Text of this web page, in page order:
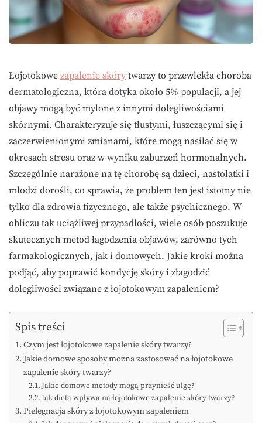
Łojotokowe zapalenie skóry twarzy to przewlekła choroba
dermatologiczna, która dotyka około 5% populacji, a jej
objawy mogą być mylone z innymi dolegliwościami
skórnymi. Charakteryzuje się tłustymi, łuszczącymi się i
zaczerwienionymi zmianami, które mogą nasilać się w
okresach stresu oraz w wyniku zaburzeń hormonalnych.
Szczególnie narażone na tę chorobę są dzieci, nastolatki i
młodzi dorośli, co sprawia, że problem ten jest istotny nie
tylko dla zdrowia fizycznego, ale także psychicznego. W
obliczu tak uciążliwej przypadłości, wiele osób poszukuje
skutecznych metod łagodzenia objawów, zarówno tych
farmakologicznych, jak i domowych. Jakie kroki można
podjąć, aby poprawić kondycję skóry i złagodzić
dolegliwości związane z łojotokowym zapaleniem?
Spis treści
Czym jest łojotokowe zapalenie skóry twarzy?
Jakie domowe sposoby można zastosować na łojotokowe
zapalenie skóry twarzy?
Jakie domowe metody mogą przynieść ulgę?
Jak dieta wpływa na łojotokowe zapalenie skóry twarzy?
Pielęgnacja skóry z łojotokowym zapaleniem